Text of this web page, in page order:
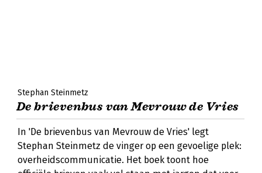
Stephan Steinmetz
De brievenbus van Mevrouw de Vries
In 'De brievenbus van Mevrouw de Vries' legt
Stephan Steinmetz de vinger op een gevoelige plek:
overheidscommunicatie. Het boek toont hoe